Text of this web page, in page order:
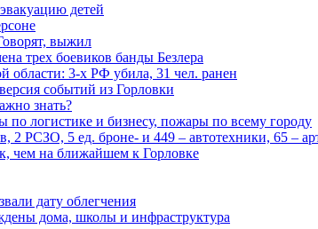
детей
выжил
трех боевиков банды Безлера
3-х РФ убила, 31 чел. ранен
событий из Горловки
знать?
по логистике и бизнесу, пожары по всему городу
РСЗО, 5 ед. броне- и 449 – автотехники, 65 –
чем на ближайшем к Горловке
дату облегчения
дома, школы и инфраструктура